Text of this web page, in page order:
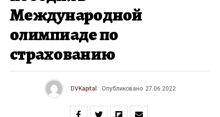
Международной
олимпиаде по
страхованию
DVKapital Опубликовано 27.06.2022